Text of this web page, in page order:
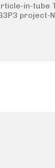
in-tube
project-